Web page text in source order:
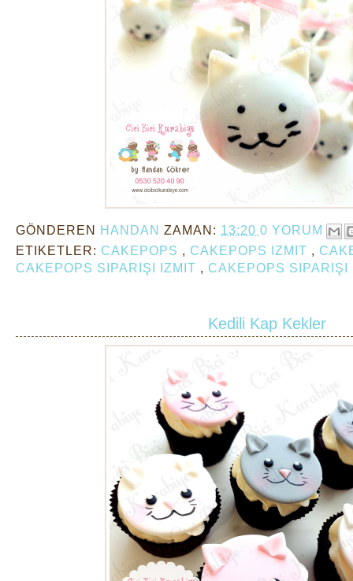
GÖNDEREN HANDAN ZAMAN: 13:20 0 YORUM
ETIKETLER: CAKEPOPS , CAKEPOPS IZMIT ,
CAKEPOPS SIPARIŞI IZMIT , CAKEPOPS
Kedili Kap Kekler